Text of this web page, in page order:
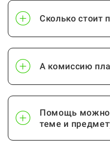
Сколько стоит
А комиссию
Помощь можно
теме и